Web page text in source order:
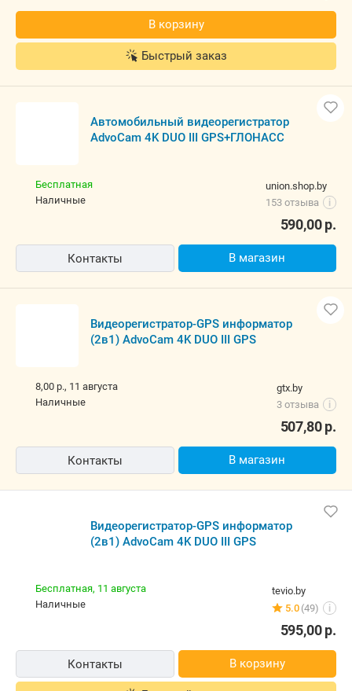
В корзину
Быстрый заказ
Автомобильный видеорегистратор
AdvoCam 4K DUO III GPS+ГЛОНАСС
union.shop.by
153 отзыва
i
Бесплатная
наличные
590,00р.
Контакты В магазин
Видеорегистратор-GPS информатор
(2в1) AdvoCam 4K DUO III GPS
gtx.by
3 отзыва
i
8,00 р., 11 августа
наличные
507,80р.
Контакты В магазин
Видеорегистратор-GPS информатор
(2в1) AdvoCam 4K DUO III GPS
tevio.by
5.0 (49) i
Бесплатная, 11 августа
наличные
595,00р.
Контакты В корзину